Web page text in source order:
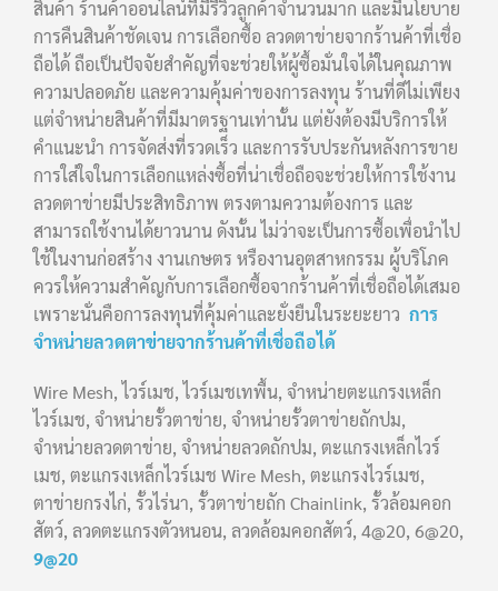
สินค้า ร้านค้าออนไลน์ที่มีรีวิวลูกค้าจำนวนมาก และมีนโยบาย
การคืนสินค้าชัดเจน การเลือกซื้อ ลวดตาข่ายจากร้านค้าที่เชื่อ
ถือได้ ถือเป็นปัจจัยสำคัญที่จะช่วยให้ผู้ซื้อมั่นใจได้ในคุณภาพ
ความปลอดภัย และความคุ้มค่าของการลงทุน ร้านที่ดีไม่เพียง
แต่จำหน่ายสินค้าที่มีมาตรฐานเท่านั้น แต่ยังต้องมีบริการให้
คำแนะนำ การจัดส่งที่รวดเร็ว และการรับประกันหลังการขาย
การใส่ใจในการเลือกแหล่งซื้อที่น่าเชื่อถือจะช่วยให้การใช้งาน
ลวดตาข่ายมีประสิทธิภาพ ตรงตามความต้องการ และ
สามารถใช้งานได้ยาวนาน ดังนั้น ไม่ว่าจะเป็นการซื้อเพื่อนำไป
ใช้ในงานก่อสร้าง งานเกษตร หรืองานอุตสาหกรรม ผู้บริโภค
ควรให้ความสำคัญกับการเลือกซื้อจากร้านค้าที่เชื่อถือได้เสมอ
เพราะนั่นคือการลงทุนที่คุ้มค่าและยั่งยืนในระยะยาว การ
จำหน่ายลวดตาข่ายจากร้านค้าที่เชื่อถือได้
Wire Mesh, ไวร์เมช, ไวร์เมชเทพื้น, จำหน่ายตะแกรงเหล็ก
ไวร์เมช, จำหน่ายรั้วตาข่าย, จำหน่ายรั้วตาข่ายถักปม,
จำหน่ายลวดตาข่าย, จำหน่ายลวดถักปม, ตะแกรงเหล็กไวร์
เมช, ตะแกรงเหล็กไวร์เมช Wire Mesh, ตะแกรงไวร์เมช,
ตาข่ายกรงไก่, รั้วไร่นา, รั้วตาข่ายถัก Chainlink, รั้วล้อมคอก
สัตว์, ลวดตะแกรงตัวหนอน, ลวดล้อมคอกสัตว์, 4@20, 6@20,
9@20